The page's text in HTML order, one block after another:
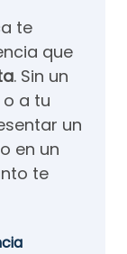
te
que
. Sin un
a tu
un
en un
te